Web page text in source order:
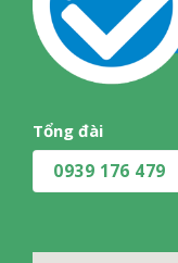
Tổng đài
0939 176 479